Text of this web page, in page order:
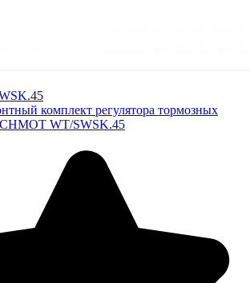
комплект регулятора тормозных
WT/SWSK.45